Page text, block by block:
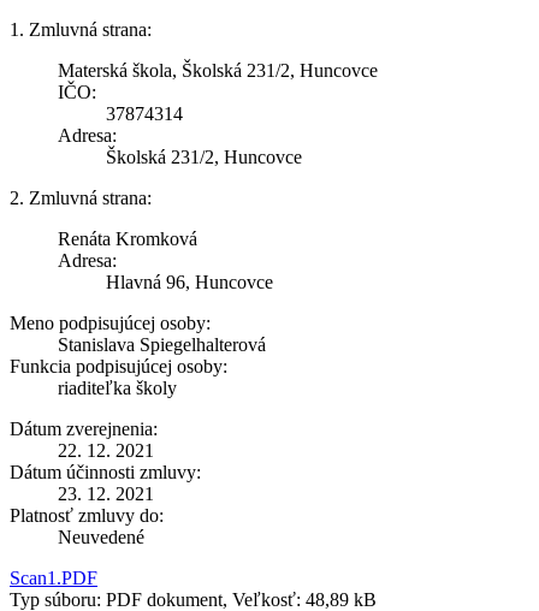
1. Zmluvná strana:
Materská škola, Školská 231/2, Huncovce
IČO:
37874314
Adresa:
Školská 231/2, Huncovce
2. Zmluvná strana:
Renáta Kromková
Adresa:
Hlavná 96, Huncovce
Meno podpisujúcej osoby:
Stanislava Spiegelhalterová
Funkcia podpisujúcej osoby:
riaditeľka školy
Dátum zverejnenia:
22. 12. 2021
Dátum účinnosti zmluvy:
23. 12. 2021
Platnosť zmluvy do:
Neuvedené
Scan1.PDF
Typ súboru: PDF dokument, Veľkosť: 48,89 kB